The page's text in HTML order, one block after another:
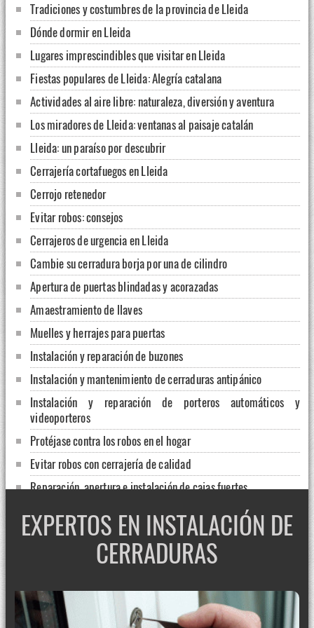
Tradiciones y costumbres de la provincia de Lleida
Dónde dormir en Lleida
Lugares imprescindibles que visitar en Lleida
Fiestas populares de Lleida: Alegría catalana
Actividades al aire libre: naturaleza, diversión y aventura
Los miradores de Lleida: ventanas al paisaje catalán
Lleida: un paraíso por descubrir
Cerrajería cortafuegos en Lleida
Cerrojo retenedor
Evitar robos: consejos
Cerrajeros de urgencia en Lleida
Cambie su cerradura borja por una de cilindro
Apertura de puertas blindadas y acorazadas
Amaestramiento de llaves
Muelles y herrajes para puertas
Instalación y reparación de buzones
Instalación y mantenimiento de cerraduras antipánico
Instalación y reparación de porteros automáticos y
videoporteros
Protéjase contra los robos en el hogar
Evitar robos con cerrajería de calidad
Reparación, apertura e instalación de cajas fuertes
Aumente la seguridad de su explotación ganadera o agrícola
Motorizaciones para persianas metálicas en Tárrega
Apertura de puertas 24 horas en Balaguer, Lleida
Cambio de cerraduras y bombillos en La Seu d'Urgell
EXPERTOS EN INSTALACIÓN DE
CERRADURAS